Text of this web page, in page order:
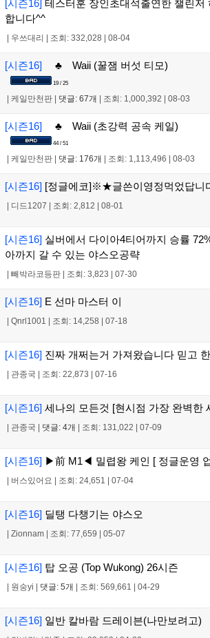
[시즌16] 테스터훈 장인초대석출연한 챌린저
합니다^^
우쓰대리 조회: 332,028 08-04
[시즌16] ♣ Waii (꿀잼 버섯 티모)
19 / 25
| 케일만천판 | 댓글: 67개 | 조회: 1,000,392 | 08-03
[시즌16] ♣ Waii (초강력 공속 케일)
44 / 51
케일만천판 댓글: 176개 조회: 1,113,496 08-03
[시즌16] [정글에코]※★글쓴이영정먹었답
디드1207 조회: 2,812 08-01
[시즌16] 실버에서 다이아4티어까지 승률
아까지 갈 수 있는 야스오공략
빼박라코등판 조회: 3,823 07-30
[시즌16] E 선마 마스터 이
Qnrl1001 조회: 14,258 07-18
[시즌16] 진짜 개쩌는거 가져왔습니다 믿고
관종국 조회: 22,873 07-16
[시즌16] 세나의 모든것 [현시점 가장 완벽한
관종국 댓글: 4개 조회: 131,022 07-09
[시즌16] ▶前 M1◀ 밀렵왕 케인 [ 정글운영
버스있어요 조회: 24,651 07-04
[시즌16] 딜탱 다챙기는 야스오
Zionnam 조회: 77,659 05-07
[시즌16] 탑 오공 (Top Wukong) 26시즌
원숭yi 댓글: 5개 조회: 569,661 04-29
[시즌16] 일반 칼바람 드레이븐(나만보려고)